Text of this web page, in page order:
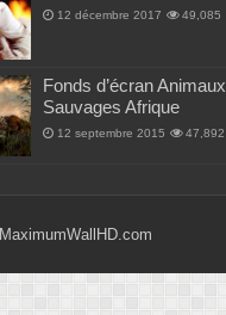
12 décembre 2017 49,085
Fonds d’écran Animaux
Sauvages Afrique
12 septembre 2015 47,892
MaximumWallHD.com